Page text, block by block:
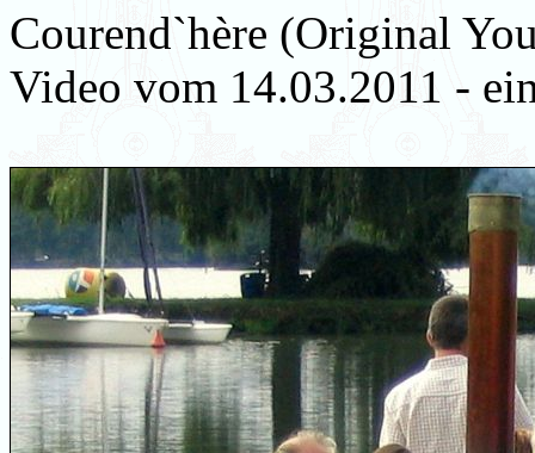
Courend`hère (Original
Video vom 14.03.2011 -